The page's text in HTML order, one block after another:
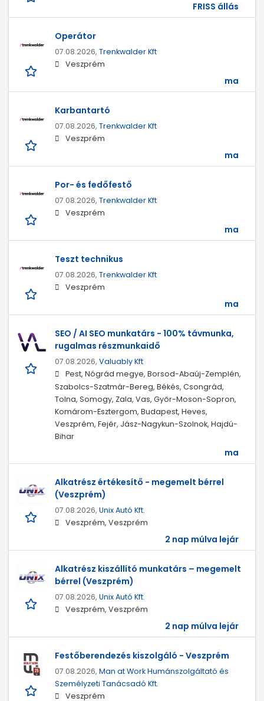
FRISS állás
Operátor
07.08.2026, Trenkwalder Kft
Veszprém
ma
Karbantartó
07.08.2026, Trenkwalder Kft
Veszprém
ma
Por- és fedőfestő
07.08.2026, Trenkwalder Kft
Veszprém
ma
Teszt technikus
07.08.2026, Trenkwalder Kft
Veszprém
ma
SEO / AI SEO munkatárs - 100% távmunka,
rugalmas részmunkaidő
07.08.2026, Valuably Kft
Pest, Nógrád megye, Borsod-Abaúj-Zemplén,
Szabolcs-Szatmár-Bereg, Békés, Csongrád,
Tolna, Somogy, Zala, Vas, Győr-Moson-Sopron,
Komárom-Esztergom, Budapest, Heves,
Veszprém, Fejér, Jász-Nagykun-Szolnok, Hajdú-
Bihar
ma
Alkatrész értékesítő - megemelt bérrel
(Veszprém)
07.08.2026, Unix Autó Kft.
Veszprém, Veszprém
2 nap múlva lejár
Alkatrész kiszállító munkatárs – megemelt
bérrel (Veszprém)
07.08.2026, Unix Autó Kft.
Veszprém, Veszprém
2 nap múlva lejár
Festőberendezés kiszolgáló - Veszprém
07.08.2026, Man at Work Humánszolgáltató és
Személyzeti Tanácsadó Kft.
Veszprém